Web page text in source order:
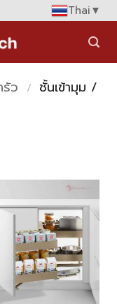
Thai▼
ว / ชั้นเข้ามุม /